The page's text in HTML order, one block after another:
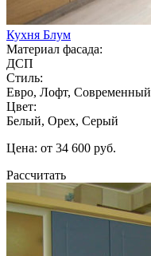
Кухня Блум
Материал фасада:
ДСП
Стиль:
Евро, Лофт, Современный
Цвет:
Белый, Орех, Серый
Цена: от 34 600 руб.
Рассчитать